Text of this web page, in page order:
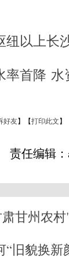
纽以上长
率首降
好友】【打印此文】
责任编辑
甘州农
旧貌换新